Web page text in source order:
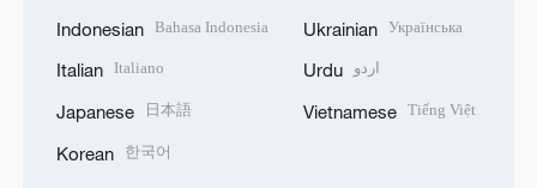
Indonesian Bahasa Indonesia
Italian Italiano
Japanese 日本語
Korean 한국어
Ukrainian Українська
Urdu اردو
Vietnamese Tiếng Việt